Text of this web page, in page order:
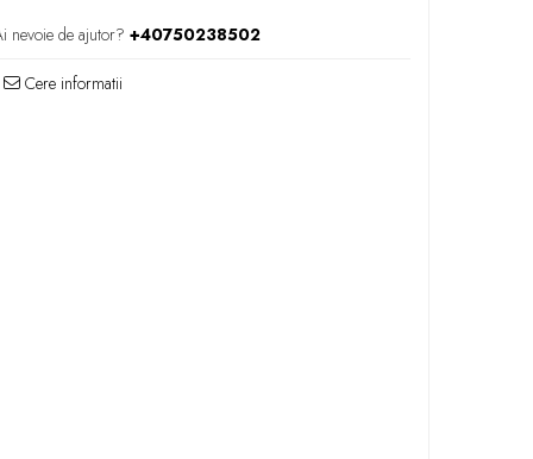
nevoie de ajutor? +40750238502
Cere informatii